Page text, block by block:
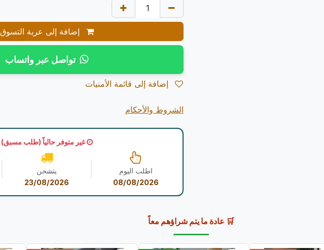
إضافة إلى عربة التسوق
تواصل عبر واتساب
الشروط والأحكام
غير متوفر حالياً (طلب مسبق)
اطلب اليوم
08/08/2026
يتشحن
23/08/2026
🛒 عادة ما يتم شراؤهم معاً